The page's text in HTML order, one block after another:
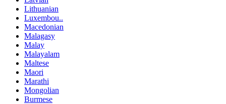
Lithuanian
Luxembou..
Macedonian
Malagasy
Malay
Malayalam
Maltese
Maori
Marathi
Mongolian
Burmese